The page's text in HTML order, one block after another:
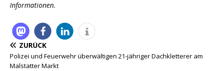
Informationen.
ZURÜCK
Polizei und Feuerwehr überwältigen 21-jähriger Dachkletterer am
Malstatter Markt